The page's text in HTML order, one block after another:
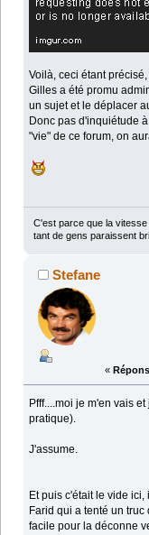
Voilà, ceci étant
Gilles a été promu
un sujet et le déplacer
Donc pas d'inquiétude
"vie" de ce forum, on
C'est parce que la
tant de gens paraissent
Stefane
«
Pfff....moi je m'en vais
pratique).
J'assume.
Et puis c'était le vide
Farid qui a tenté un
facile pour la déconne